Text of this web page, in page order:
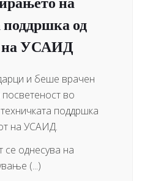
поддршка од
на УСАИД
и беше врачен
посветеност во
поддршка
на УСАИД.
се однесува на
(...)